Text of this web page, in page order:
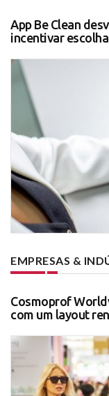
App Be Clean
incentivar
EMPRESAS &
Cosmoprof
com um layout